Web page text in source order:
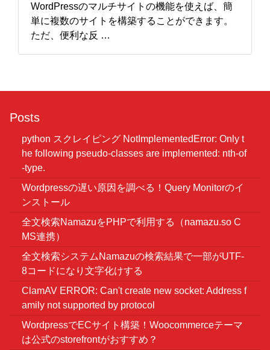
WordPressのマルチサイトの機能を使えば、簡
単に複数のサイトを構築することができます。
ただ、便利な反 …
Posts
python スクレイピング NotImplementedError: Only t
he following pseudo-classes are implemented: nth-of
-type.
Wordpressの遅い原因を調べる！Query Monitorのイ
ンストール
全文検索NamazuをPHPで利用する（namazu.so C
MS連携）
全文検索システムNamazuの検索結果で一部がUTF-
8コードになり文字化けする
ClamAV ERROR: Can't create new socket: Address f
amily not supported by protocol
WordpressでECサイト構築！Woocommerceテーマ
は公式のstorefrontがおすすめ？